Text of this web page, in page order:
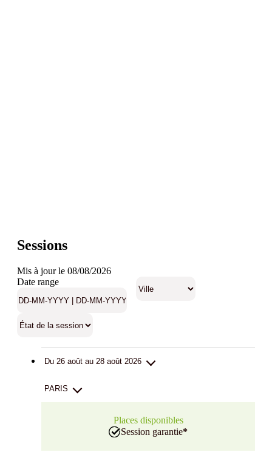
Sessions
Mis à jour le 08/08/2026
Date range
Du 26 août au 28 août 2026
PARIS
Places disponibles
Session garantie*